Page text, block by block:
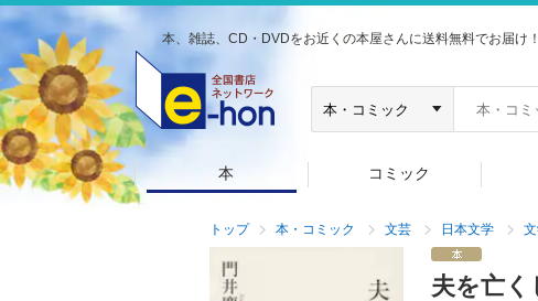
本、雑誌、CD・DVDをお近くの本屋さんに送料無料でお届け！
本 コミック
トップ 本・コミック 文芸 日本文学
夫を亡